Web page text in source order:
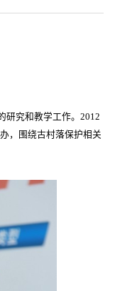
研究和教学工作。2012
，围绕古村落保护相关